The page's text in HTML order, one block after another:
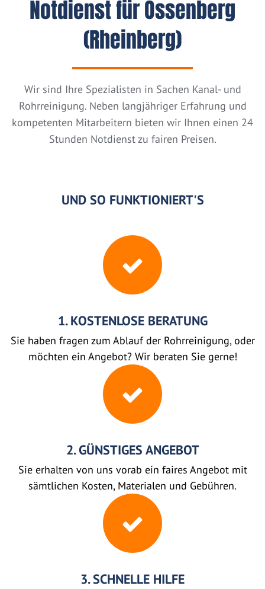
Notdienst für Ossenberg
(Rheinberg)
Wir sind Ihre Spezialisten in Sachen Kanal- und
Rohrreinigung. Neben langjähriger Erfahrung und
kompetenten Mitarbeitern bieten wir Ihnen einen 24
Stunden Notdienst zu fairen Preisen.
UND SO FUNKTIONIERT'S
1. KOSTENLOSE BERATUNG
Sie haben fragen zum Ablauf der Rohrreinigung, oder
möchten ein Angebot? Wir beraten Sie gerne!
2. GÜNSTIGES ANGEBOT
Sie erhalten von uns vorab ein faires Angebot mit
sämtlichen Kosten, Materialen und Gebühren.
3. SCHNELLE HILFE